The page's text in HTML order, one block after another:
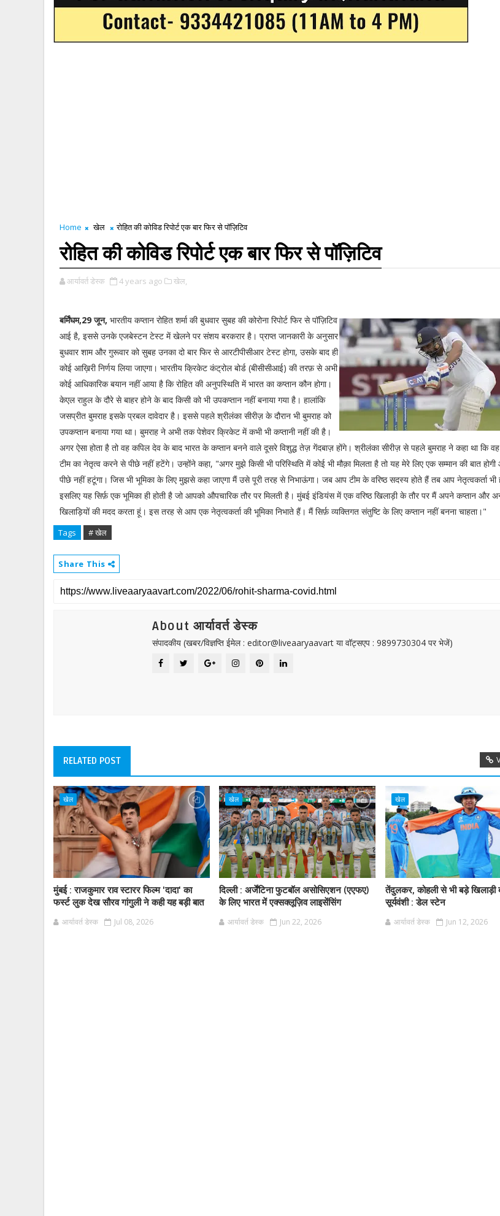
Home खेल रोहित की कोविड रिपोर्ट एक बार फिर से पॉज़िटिव
रोहित की कोविड रिपोर्ट एक बार फिर से पॉज़िटिव
आर्यावर्त डेस्क 4 years ago खेल,
बर्मिंघम,29 जून, भारतीय कप्तान रोहित शर्मा की बुधवार सुबह की कोरोना रिपोर्ट फिर से पॉज़िटिव
आई है, इससे उनके एजबेस्टन टेस्ट में खेलने पर संशय बरकरार है। प्राप्त जानकारी के अनुसार
बुधवार शाम और गुरूवार को सुबह उनका दो बार फिर से आरटीपीसीआर टेस्ट होगा, उसके बाद ही
कोई आख़िरी निर्णय लिया जाएगा। भारतीय क्रिकेट कंट्रोल बोर्ड (बीसीसीआई) की तरफ़ से अभी
कोई आधिकारिक बयान नहीं आया है कि रोहित की अनुपस्थिति में भारत का कप्तान कौन होगा।
केएल राहुल के दौरे से बाहर होने के बाद किसी को भी उपकप्तान नहीं बनाया गया है। हालांकि
जसप्रीत बुमराह इसके प्रबल दावेदार है। इससे पहले श्रीलंका सीरीज़ के दौरान भी बुमराह को
उपकप्तान बनाया गया था। बुमराह ने अभी तक पेशेवर क्रिकेट में कभी भी कप्तानी नहीं की है।
अगर ऐसा होता है तो वह कपिल देव के बाद भारत के कप्तान बनने वाले दूसरे विशुद्ध तेज़ गेंदबाज़ होंगे। श्रीलंका सीरीज़ से पहले बुमराह ने कहा था कि
टीम का नेतृत्व करने से पीछे नहीं हटेंगे। उन्होंने कहा, "अगर मुझे किसी भी परिस्थिति में कोई भी मौक़ा मिलता है तो यह मेरे लिए एक सम्मान की बात
पीछे नहीं हटूंगा। जिस भी भूमिका के लिए मुझसे कहा जाएगा मैं उसे पूरी तरह से निभाऊंगा। जब आप टीम के वरिष्ठ सदस्य होते हैं तब आप नेतृत्वकर्ता भी
इसलिए यह सिर्फ़ एक भूमिका ही होती है जो आपको औपचारिक तौर पर मिलती है। मुंबई इंडियंस में एक वरिष्ठ खिलाड़ी के तौर पर मैं अपने कप्तान और
खिलाड़ियों की मदद करता हूं। इस तरह से आप एक नेतृत्वकर्ता की भूमिका निभाते हैं। मैं सिर्फ़ व्यक्तिगत संतुष्टि के लिए कप्तान नहीं बनना चाहता।"
Tags # खेल
Share This
About आर्यावर्त डेस्क
संपादकीय (खबर/विज्ञप्ति ईमेल : editor@liveaaryaavart या वॉट्सएप : 9899730304 पर भेजें)
RELATED POST
खेल
मुंबई : राजकुमार राव स्टारर फिल्म 'दादा' का
फर्स्ट लुक देख सौरव गांगुली ने कही यह बड़ी बात
आर्यावर्त डेस्क Jul 08, 2026
खेल
दिल्ली : अर्जेंटिना फुटबॉल असोसिएशन (एएफए)
के लिए भारत में एक्सक्लूज़िव लाइसेंसिंग
आर्यावर्त डेस्क Jun 22, 2026
खेल
तेंदुलकर, कोहली से भी बड़े
सूर्यवंशी : डेल स्टेन
आर्यावर्त डेस्क Jun 12, 2026